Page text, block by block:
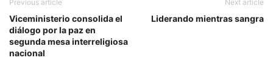
Previous article
Viceministerio consolida el
diálogo por la paz en
segunda mesa interreligiosa
nacional
Next article
Liderando mientras sangra